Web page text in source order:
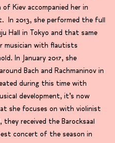
of Kiev accompanied her in
In 2013, she performed the full
Hall in Tokyo and that same
musician with flautists
In January 2017, she
Bach and Rachmaninov in
during this time with
development, it’s now
she focuses on with violinist
they received the Barocksaal
concert of the season in